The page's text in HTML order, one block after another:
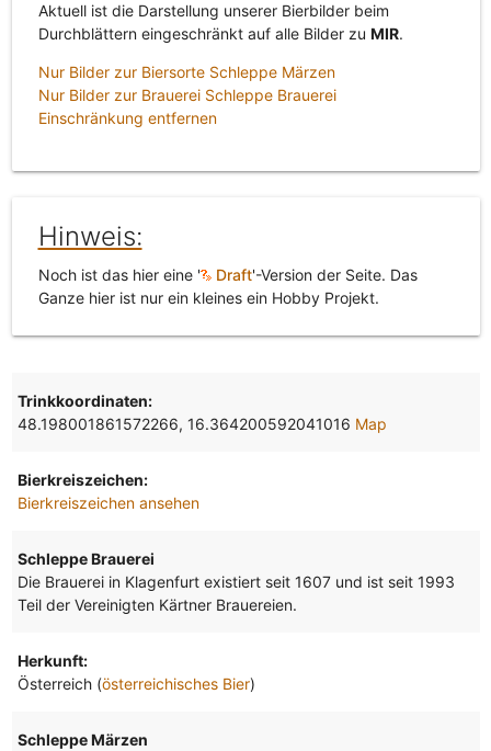
Aktuell ist die Darstellung unserer Bierbilder beim
Durchblättern eingeschränkt auf alle Bilder zu MIR.
Nur Bilder zur Biersorte Schleppe Märzen
Nur Bilder zur Brauerei Schleppe Brauerei
Einschränkung entfernen
Hinweis:
Noch ist das hier eine ' Draft'-Version der Seite. Das
Ganze hier ist nur ein kleines ein Hobby Projekt.
Trinkkoordinaten:
48.198001861572266, 16.364200592041016 Map
Bierkreiszeichen:
Bierkreiszeichen ansehen
Schleppe Brauerei
Die Brauerei in Klagenfurt existiert seit 1607 und ist seit 1993
Teil der Vereinigten Kärtner Brauereien.
Herkunft:
Österreich (österreichisches Bier)
Schleppe Märzen